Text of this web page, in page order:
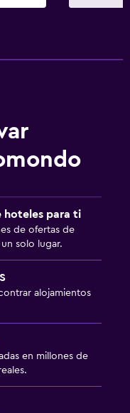
hoteles para ti
de ofertas de
solo lugar.
alojamientos
en millones de